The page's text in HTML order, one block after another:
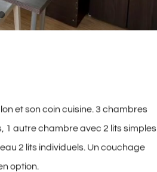
et son coin cuisine. 3 chambres
1 autre chambre avec 2 lits simples
2 lits individuels. Un couchage
option.